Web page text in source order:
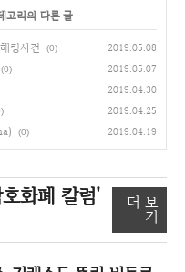
고리의 다른 글
킹사건 (0) 2019.05.08
(0) 2019.05.07
2019.04.30
2019.04.25
(0) 2019.04.19
화폐 칼럼'
더 보
기